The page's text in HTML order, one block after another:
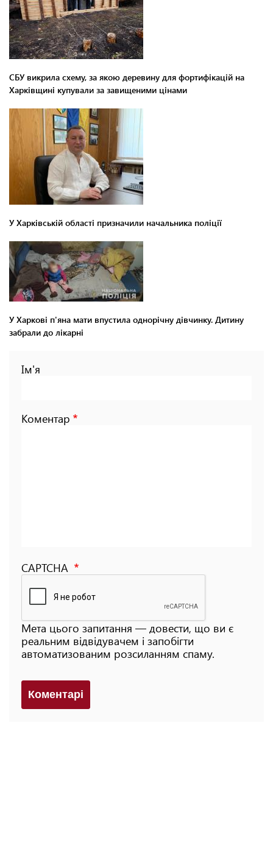
СБУ викрила схему, за якою деревину для фортифікацій на
Харківщині купували за завищеними цінами
У Харківській області призначили начальника поліції
У Харкові п'яна мати впустила однорічну дівчинку. Дитину
забрали до лікарні
Ім'я
Коментар
CAPTCHA
Мета цього запитання — довести, що ви є
реальним відвідувачем і запобігти
автоматизованим розсиланням спаму.
Коментарi